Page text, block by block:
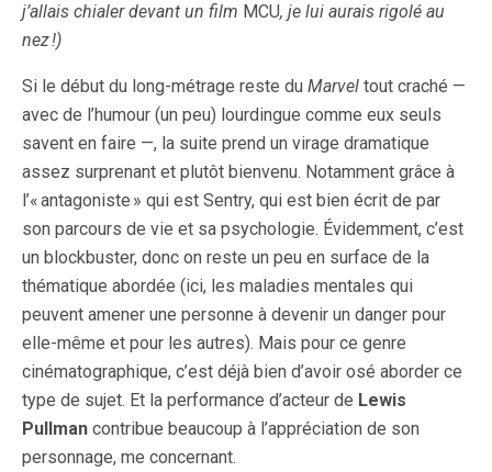
j’allais chialer devant un film MCU, je lui aurais rigolé au
nez !)
Si le début du long-métrage reste du Marvel tout craché —
avec de l’humour (un peu) lourdingue comme eux seuls
savent en faire —, la suite prend un virage dramatique
assez surprenant et plutôt bienvenu. Notamment grâce à
l’« antagoniste » qui est Sentry, qui est bien écrit de par
son parcours de vie et sa psychologie. Évidemment, c’est
un blockbuster, donc on reste un peu en surface de la
thématique abordée (ici, les maladies mentales qui
peuvent amener une personne à devenir un danger pour
elle-même et pour les autres). Mais pour ce genre
cinématographique, c’est déjà bien d’avoir osé aborder ce
type de sujet. Et la performance d’acteur de Lewis
Pullman contribue beaucoup à l’appréciation de son
personnage, me concernant.